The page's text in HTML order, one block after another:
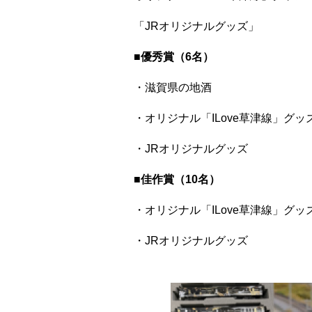
「JRオリジナルグッズ」
■優秀賞（6名）
・滋賀県の地酒
・オリジナル「ILove草津線」グッ
・JRオリジナルグッズ
■佳作賞（10名）
・オリジナル「ILove草津線」グッ
・JRオリジナルグッズ